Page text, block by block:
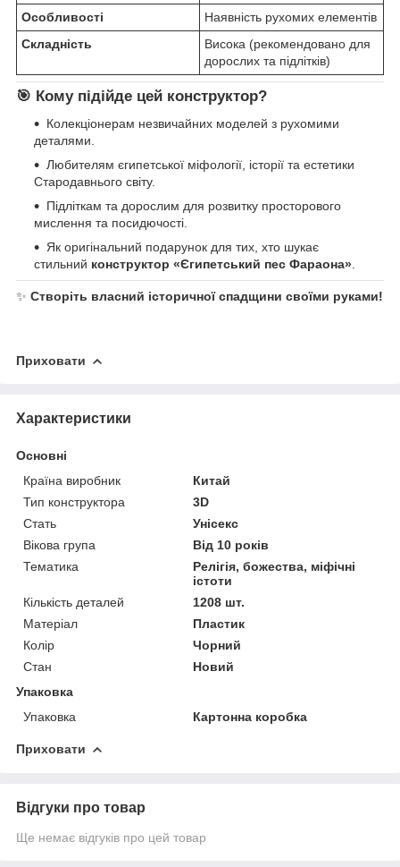
Особливості
Наявність рухомих елементів
Складність
Висока (рекомендовано для
дорослих та підлітків)
🎯 Кому підійде цей конструктор?
Колекціонерам незвичайних моделей з рухомими
деталями.
Любителям єгипетської міфології, історії та естетики
Стародавнього світу.
Підліткам та дорослим для розвитку просторового
мислення та посидючості.
Як оригінальний подарунок для тих, хто шукає
стильний конструктор «Єгипетський пес Фараона»
✨ Створіть власний історичної спадщини своїми руками!
Приховати
Характеристики
Основні
Країна виробник
Китай
Тип конструктора
3D
Стать
Унісекс
Вікова група
Від 10 років
Тематика
Релігія, божества, міфічні
істоти
Кількість деталей
1208 шт.
Матеріал
Пластик
Колір
Чорний
Стан
Новий
Упаковка
Упаковка
Картонна коробка
Приховати
Відгуки про товар
Ще немає відгуків про цей товар